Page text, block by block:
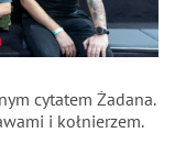
cytatem Żadana.
i kołnierzem.